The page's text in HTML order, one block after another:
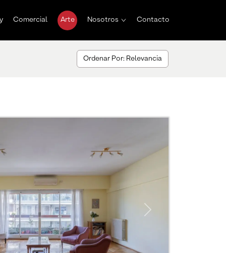
Comercial Arte Nosotros Contacto
Ordenar Por: Relevancia